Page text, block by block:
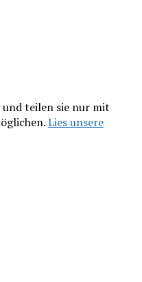
teilen sie nur mit
Lies unsere